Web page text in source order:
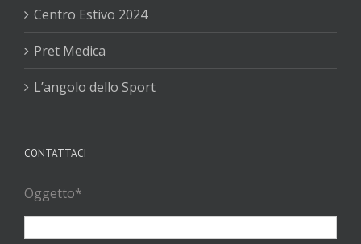
Centro Estivo 2024
Pret Medica
L’angolo dello Sport
CONTATTACI
Oggetto*